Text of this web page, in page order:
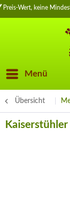
Preis-Wert, keine
Menü
Übersicht